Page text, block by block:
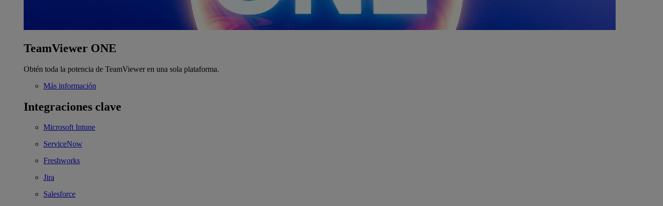
TeamViewer ONE
Obtén toda la potencia de TeamViewer en una sola plataforma.
Más información
Integraciones clave
Microsoft Intune
ServiceNow
Freshworks
Jira
Salesforce